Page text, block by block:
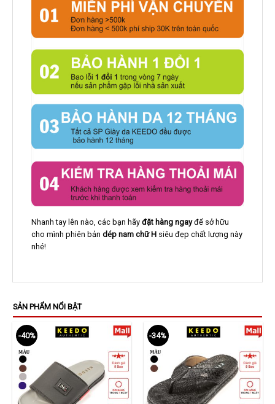
Nhanh tay lên nào, các bạn hãy đặt hàng ngayđể sở hữu
cho mình phiên bản dép nam chữ H siêu đẹp chất lượng này
nhé!
SẢN PHẨM NỔI BẬT
-40% -34%